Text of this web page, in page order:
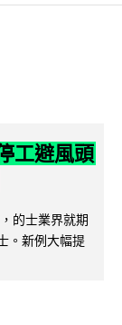
工避風頭
的士業界就期
。新例大幅提